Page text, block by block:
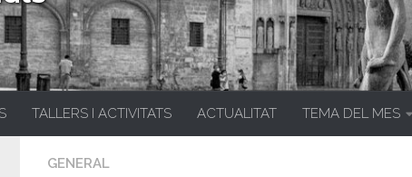
TALLERS I ACTIVITATS ACTUALITAT TEMA DEL MES
GENERAL